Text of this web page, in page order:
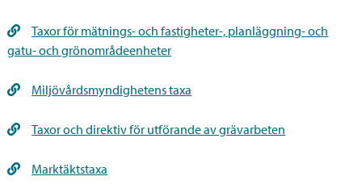
Taxor för mätnings- och fastigheter-, planläggning- och
gatu- och grönområdeenheter
Miljövårdsmyndighetens taxa
Taxor och direktiv för utförande av grävarbeten
Marktäktstaxa